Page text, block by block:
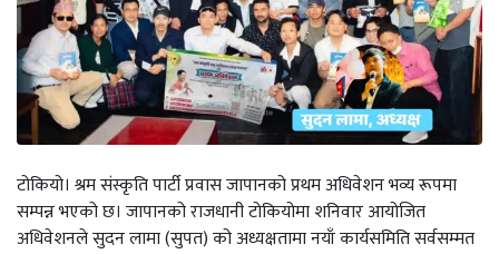
टोकियो। श्रम संस्कृति पार्टी प्रवास जापानको प्रथम अधिवेशन भव्य रूपमा
सम्पन्न भएको छ। जापानको राजधानी टोकियोमा शनिवार आयोजित
अधिवेशनले सुदन लामा (सुपत) को अध्यक्षतामा नयाँ कार्यसमिति सर्वसम्मत